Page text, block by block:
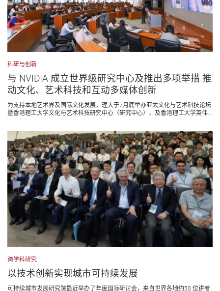
科研与创新
与 NVIDIA 成立世界级研究中心及推出多项举措 推
动文化、艺术科技和互动多媒体创新
为支持本地艺术界及国际文化发展，理大于7月底举办亚太文化与艺术科技论坛
暨香港理工大学文化与艺术科技研究中心（研究中心）、及香港理工大学英伟...
跨学科研究
以技术创新实现城市可持续发展
可持续城市发展研究院最近举办了年度国际研讨会，来自世界各地约50 位讲者